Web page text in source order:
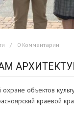
0 Комментарии
объектов
краевой